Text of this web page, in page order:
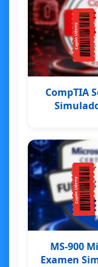
CompTIA
MS-900
Examen